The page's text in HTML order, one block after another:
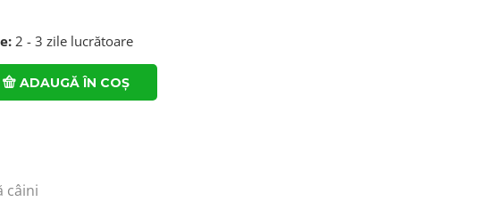
2 - 3 zile lucrătoare
ADAUGĂ ÎN COȘ
câini